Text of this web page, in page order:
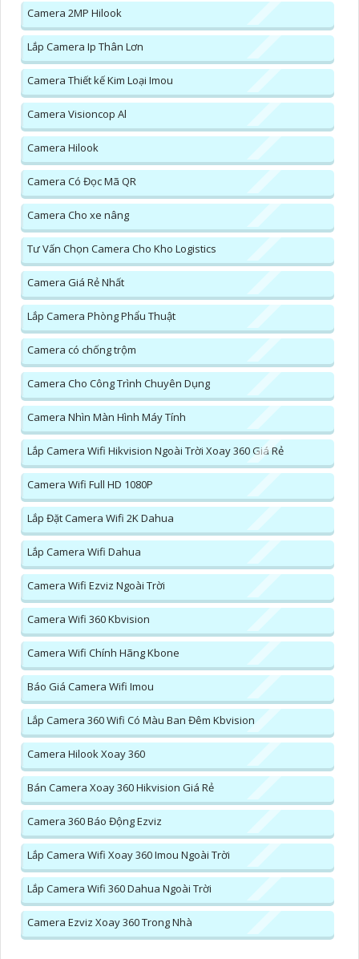
Camera 2MP Hilook
Lắp Camera Ip Thân Lơn
Camera Thiết kế Kim Loại Imou
Camera Visioncop Al
Camera Hilook
Camera Có Đọc Mã QR
Camera Cho xe nâng
Tư Vấn Chọn Camera Cho Kho Logistics
Camera Giá Rẻ Nhất
Lắp Camera Phòng Phẩu Thuật
Camera có chống trộm
Camera Cho Công Trình Chuyên Dụng
Camera Nhìn Màn Hình Máy Tính
Lắp Camera Wifi Hikvision Ngoài Trời Xoay 360 Giá Rẻ
Camera Wifi Full HD 1080P
Lắp Đặt Camera Wifi 2K Dahua
Lắp Camera Wifi Dahua
Camera Wifi Ezviz Ngoài Trời
Camera Wifi 360 Kbvision
Camera Wifi Chính Hãng Kbone
Báo Giá Camera Wifi Imou
Lắp Camera 360 Wifi Có Màu Ban Đêm Kbvision
Camera Hilook Xoay 360
Bán Camera Xoay 360 Hikvision Giá Rẻ
Camera 360 Báo Động Ezviz
Lắp Camera Wifi Xoay 360 Imou Ngoài Trời
Lắp Camera Wifi 360 Dahua Ngoài Trời
Camera Ezviz Xoay 360 Trong Nhà